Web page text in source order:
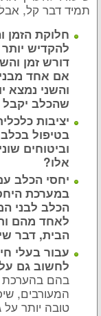
תמיד דבר קל,
חלוקת הזמן
להקדיש
דורש זמן
אם אחד
והשני נמצא
שהכלב יקבל
יציבות
בטיפול
וביטוחים
אלו?
יחסי הכלב
במערכת
הכלב לבני
לאחד מהם
הבית, דבר
עבור בעלי
לחשוב גם
בהם בהערכת
המעורבים,
טובה יותר על